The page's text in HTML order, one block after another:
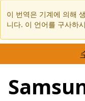
이 번역은 기계에 의해
니다. 이 언어를 구사하